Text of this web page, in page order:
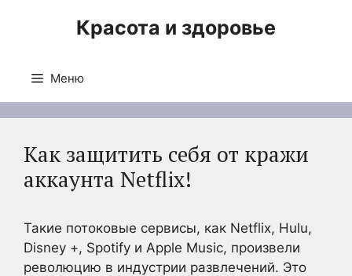
Красота и здоровье
Меню
Как защитить себя от кражи
аккаунта Netflix!
Такие потоковые сервисы, как Netflix, Hulu,
Disney +, Spotify и Apple Music, произвели
революцию в индустрии развлечений. Это